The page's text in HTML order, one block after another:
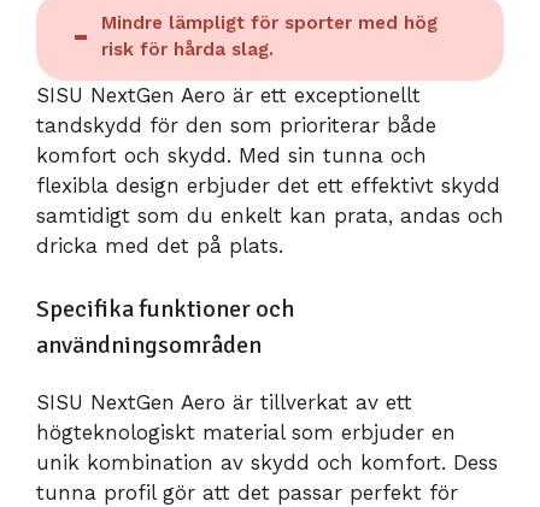
Mindre lämpligt för sporter med hög
risk för hårda slag.
SISU NextGen Aero är ett exceptionellt
tandskydd för den som prioriterar både
komfort och skydd. Med sin tunna och
flexibla design erbjuder det ett effektivt skydd
samtidigt som du enkelt kan prata, andas och
dricka med det på plats.
Specifika funktioner och
användningsområden
SISU NextGen Aero är tillverkat av ett
högteknologiskt material som erbjuder en
unik kombination av skydd och komfort. Dess
tunna profil gör att det passar perfekt för